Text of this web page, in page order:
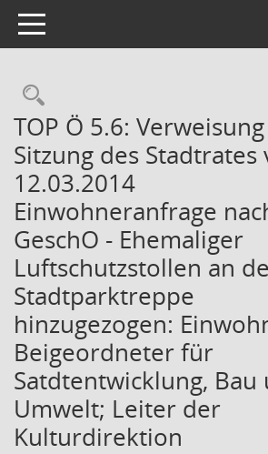
Toggle navigation
Rechercheauswahl
TOP Ö 5.6:
Sitzung des Stadtrates
12.03.2014
Einwohneranfrage
GeschO - Ehemaliger
Luftschutzstollen an
Stadtparktreppe
hinzugezogen:
Beigeordneter für
Satdtentwicklung, Bau
Umwelt; Leiter der
Kulturdirektion